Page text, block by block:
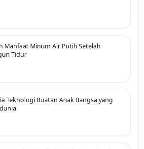
Manfaat Minum Air Putih Setelah
Tidur
Teknologi Buatan Anak Bangsa yang